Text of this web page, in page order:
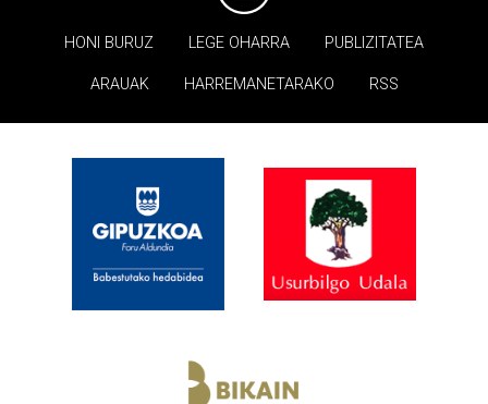
HONI BURUZ LEGE OHARRA PUBLIZITATEA
ARAUAK HARREMANETARAKO RSS